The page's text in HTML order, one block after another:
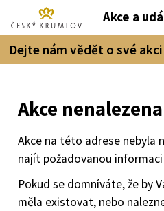
Akce a
Dejte nám vědět o své
Akce nenalezena
Akce na této adrese nebyla
najít požadovanou
Pokud se domníváte, že by
měla existovat, nebo